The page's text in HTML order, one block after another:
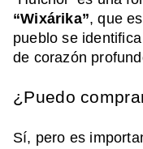
“Wixárika”, que
pueblo se
de corazón
¿Puedo
Sí, pero es